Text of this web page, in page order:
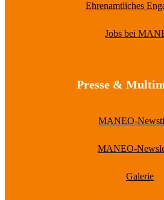
Ehrenamtliches
Jobs bei
Presse &
MANEO-
MANEO-
Galerie